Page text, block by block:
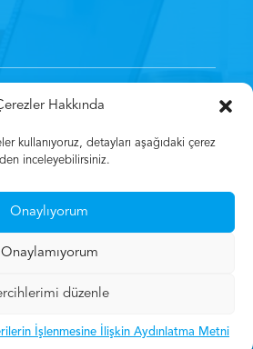
Hakkında
kullanıyoruz, detayları aşağıdaki çerez
inceleyebilirsiniz.
Onaylıyorum
Onaylamıyorum
düzenle
İşlenmesine İlişkin Aydınlatma Metni